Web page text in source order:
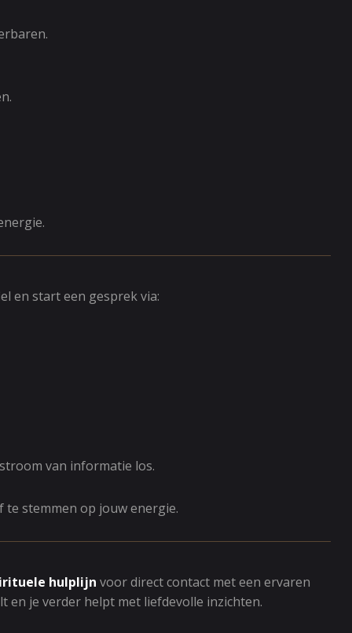
en start een gesprek via:
van informatie los.
stemmen op jouw energie.
hulplijn voor direct contact met een ervaren
en je verder helpt met liefdevolle inzichten.